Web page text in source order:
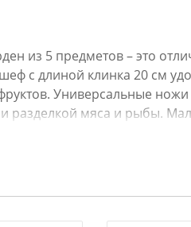
из 5 предметов – это
с длиной клинка 20 см
Универсальные
разделкой мяса и рыбы.
мелких нарезок и чистки
лезвием из